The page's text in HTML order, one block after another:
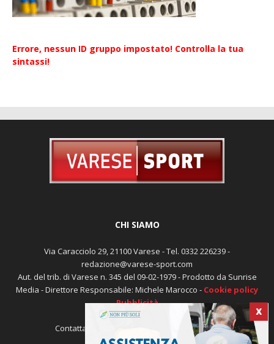
Errore, nessun ID gruppo impostato! Controlla la tua
sintassi!
X
CHI SIAMO
Via Caracciolo 29, 21100 Varese - Tel. 0332 226239 -
redazione@varese-sport.com
Aut. del trib. di Varese n. 345 del 09-02-1979 - Prodotto da Sunrise
Media - Direttore Responsabile: Michele Marocco - Cookie policy
Pubblicità
Contattaci: redazione@varese-sport.com